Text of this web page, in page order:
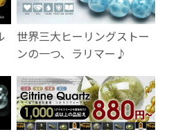
世界三大ヒーリングストー
ンの一つ、ラリマー♪